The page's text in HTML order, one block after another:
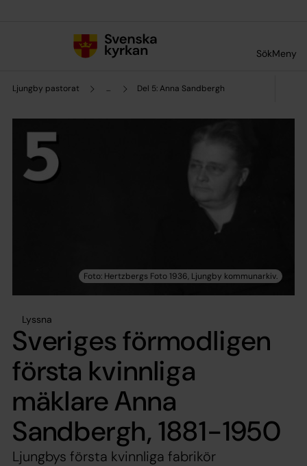
SökMeny
Ljungby pastorat ... Del 5: Anna Sandbergh
Lyssna
Sveriges förmodligen
första kvinnliga
mäklare Anna
Sandbergh, 1881-1950
Ljungbys första kvinnliga fabrikör